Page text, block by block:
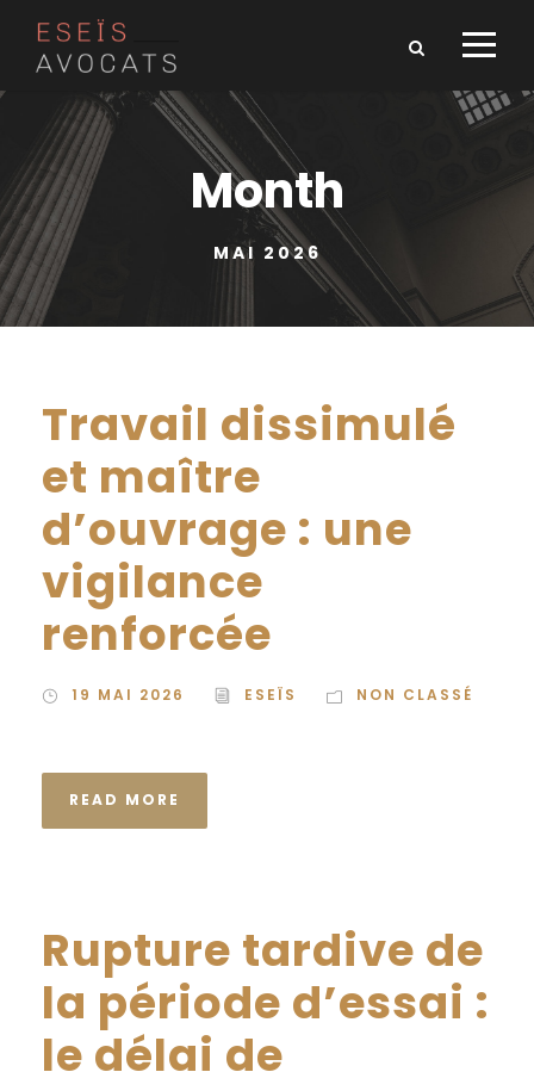
Month
MAI 2026
Travail dissimulé
et maître
d’ouvrage : une
vigilance
renforcée
19 MAI 2026 ESEÏS NON CLASSÉ
READ MORE
Rupture tardive de
la période d’essai :
le délai de